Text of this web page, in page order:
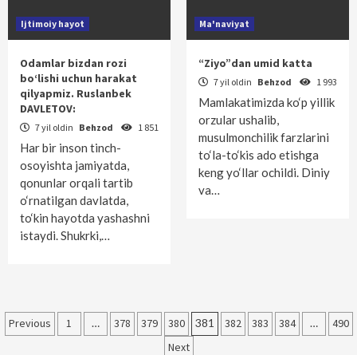
Ijtimoiy hayot
Odamlar bizdan rozi
bo‘lishi uchun harakat
qilyapmiz. Ruslanbek
DAVLETOV:
7 yil oldin Behzod 1 851
Har bir inson tinch-
osoyishta jamiyatda,
qonunlar orqali tartib
o‘rnatilgan davlatda,
to‘kin hayotda yashashni
istaydi. Shukrki,…
Ma'naviyat
“Ziyo”dan umid katta
7 yil oldin Behzod 1 993
Mamlakatimizda ko‘p yillik
orzular ushalib,
musulmonchilik farzlarini
to‘la-to‘kis ado etishga
keng yo‘llar ochildi. Diniy
va…
Maqolalar
Previous 1 … 378 379 380 381 382 383 384 …
490
Next